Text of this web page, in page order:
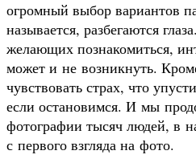
огромный выбор вариантов
называется, разбегаются
желающих познакомиться,
может и не возникнуть.
чувствовать страх, что
если остановимся. И мы
фотографии тысяч людей, в
с первого взгляда на фото.